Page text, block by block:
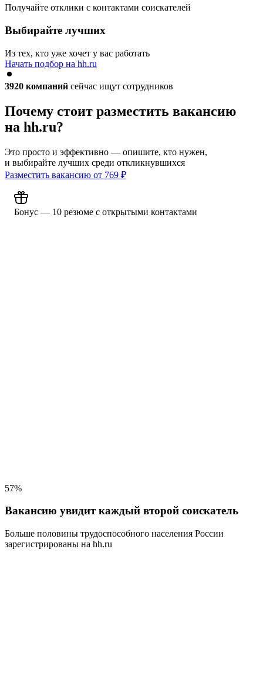
Получайте отклики с контактами соискателей
Выбирайте лучших
Из тех, кто уже хочет у вас работать
Начать подбор на hh.ru
3920 компаний сейчас ищут сотрудников
Почему стоит разместить вакансию
на hh.ru?
Это просто и эффективно — опишите, кто нужен,
и выбирайте лучших среди откликнувшихся
Разместить вакансию от 769 ₽
Бонус — 10 резюме с открытыми контактами
57%
Вакансию увидит каждый второй соискатель
Больше половины трудоспособного населения России
зарегистрированы на hh.ru